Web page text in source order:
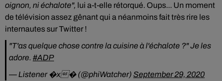
oignon, ni échalote", lui a-t-elle rétorqué. Oups... Un moment
de télévision assez gênant qui a néanmoins fait très rire les
internautes sur Twitter !
"T'as quelque chose contre la cuisine à l'échalote ?" Je les
adore. #ADP
— Listener �x� (@phiWatcher) September 29, 2020